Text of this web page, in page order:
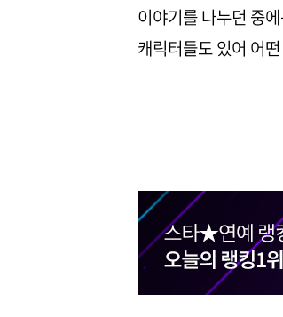
이야기를 나누던 중
캐릭터들도 있어 어